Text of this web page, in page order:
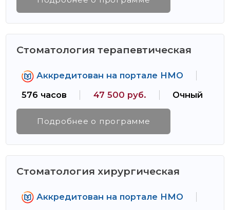
Стоматология терапевтическая
Аккредитован на портале НМО
576 часов
47 500 руб. Очный
Подробнее о программе
Стоматология хирургическая
Аккредитован на портале НМО